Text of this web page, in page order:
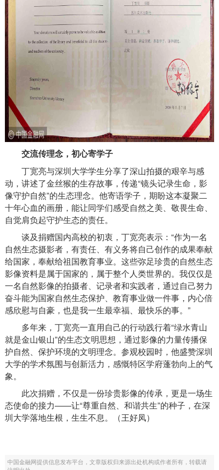
交流传理念，初心寄学子
丁宽亮与深圳大学学生分享了深山拍摄的艰辛与感
动，讲述了金丝猴的生存故事，传递“镜头记录生命，影
像守护自然”的生态理念。他寄语学子，期盼这本凝聚二
十年心血的画册，能让同学们感受自然之美、敬畏生命、
自觉肩负起守护生态的责任。
谈及捐赠国内高校的初衷，丁宽亮表示：“作为一名
自然生态摄影者，有责任、有义务将自己创作的成果奉献
给国家，奉献给祖国教育事业。这些弥足珍贵的自然生态
影像资料是属于国家的，属于整个人类世界的。我仅仅是
一名自然影像的拍摄者、记录者和实践者，通过自己努力
奋斗能为国家自然生态保护、教育事业做一件事，内心倍
感欣慰与自豪，也是我一生最幸福、最快乐的事。”
多年来，丁宽亮一直用自己的行动践行着“绿水青山
就是金山银山”的生态文明思想，通过影像的力量传播保
护自然、保护环境的文明理念。参观校园时，他盛赞深圳
大学的学术氛围与创新活力，感慨特区学府蓬勃向上的气
象。
此次捐赠，不仅是一份珍贵影像的传承，更是一场生
态使命的接力——让“尊重自然、和谐共生”的种子，在深
圳大学落地生根，生生不息。（王好凤）
中国金融网提供信息发布平台，文章版权归来源出处机构或作者所有，转载请